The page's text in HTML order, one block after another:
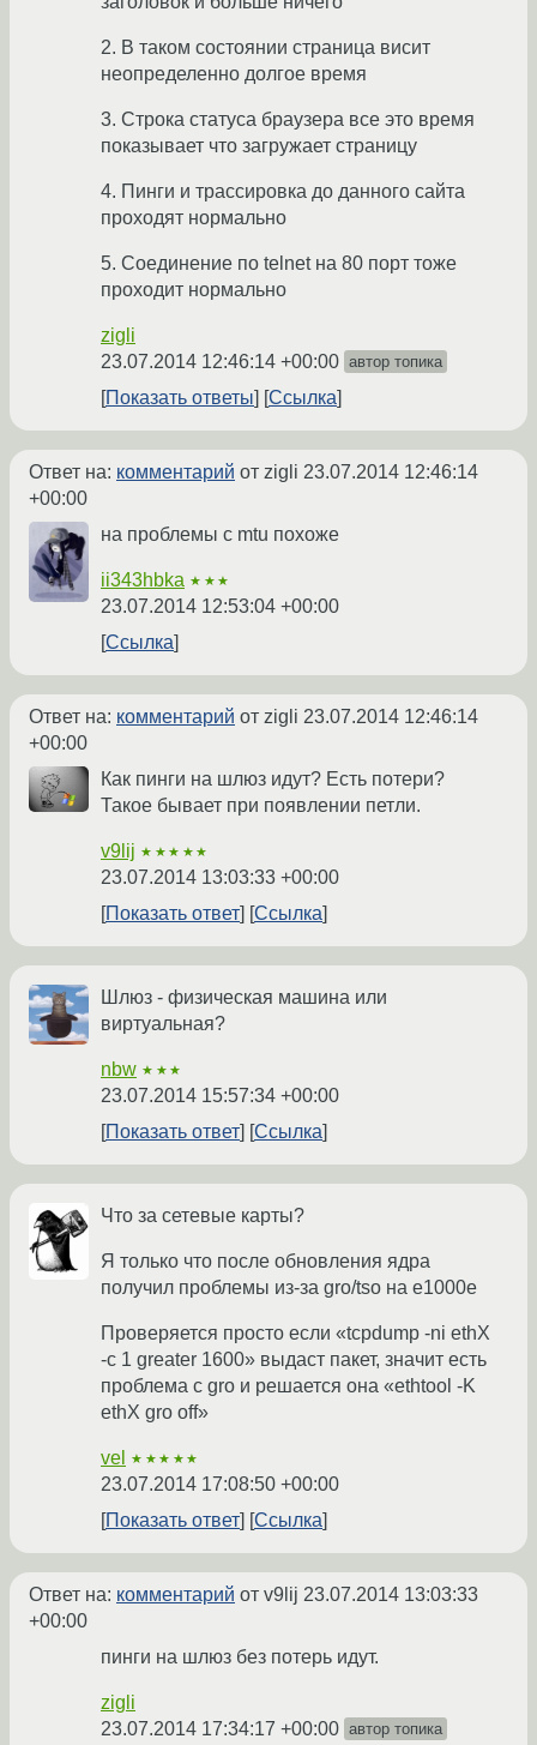
2. В таком состоянии страница висит
неопределенно долгое время
3. Строка статуса браузера все это время
показывает что загружает страницу
4. Пинги и трассировка до данного сайта
проходят нормально
5. Соединение по telnet на 80 порт тоже
проходит нормально
zigli
23.07.2014 12:46:14 +00:00 автор топика
Показать ответы Ссылка
Ответ на: комментарий от zigli 23.07.2014 12:46:14
+00:00
на проблемы с mtu похоже
ii343hbka ★★★
23.07.2014 12:53:04 +00:00
Ссылка
Ответ на: комментарий от zigli 23.07.2014 12:46:14
+00:00
Как пинги на шлюз идут? Есть потери?
Такое бывает при появлении петли.
v9lij ★★★★★
23.07.2014 13:03:33 +00:00
Показать ответ
Ссылка
Шлюз - физическая машина или
виртуальная?
nbw ★★★
23.07.2014 15:57:34 +00:00
Показать ответ
Ссылка
Что за сетевые карты?
Я только что после обновления ядра
получил проблемы из-за gro/tso на e1000e
Проверяется просто если «tcpdump -ni ethX
-c 1 greater 1600» выдаст пакет, значит есть
проблема с gro и решается она «ethtool -K
ethX gro off»
vel ★★★★★
23.07.2014 17:08:50 +00:00
Показать ответ
Ссылка
Ответ на: комментарий от v9lij 23.07.2014 13:03:33
+00:00
пинги на шлюз без потерь идут.
zigli
23.07.2014 17:34:17 +00:00 автор топика